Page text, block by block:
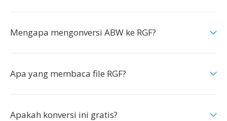
Mengapa mengonversi ABW ke RGF?
Apa yang membaca file RGF?
Apakah konversi ini gratis?